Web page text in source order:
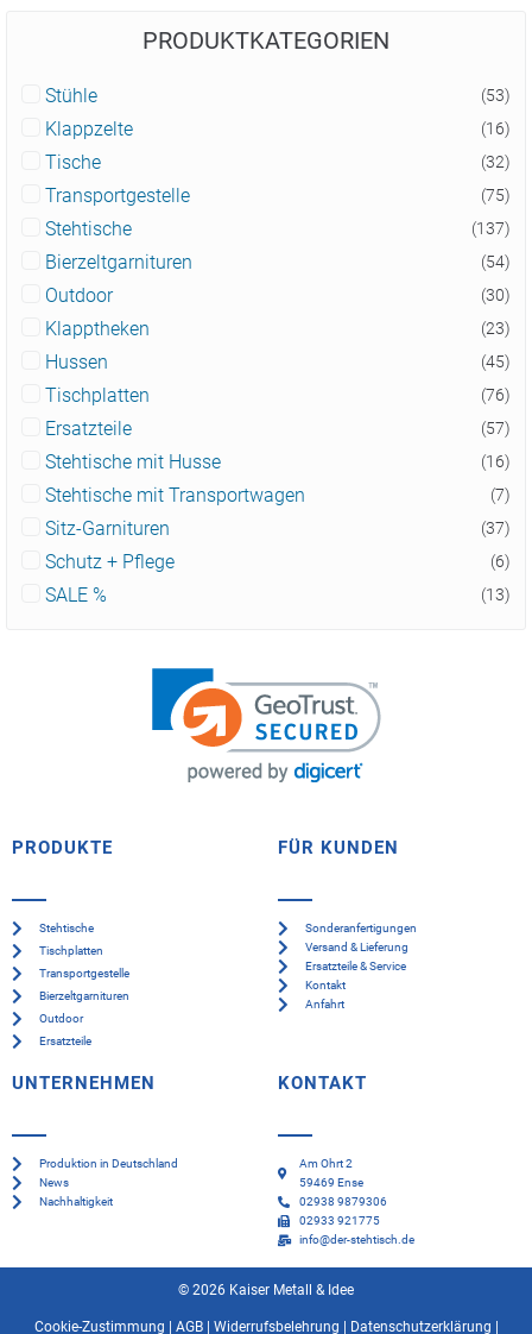
PRODUKTKATEGORIEN
Stühle (53)
Klappzelte (16)
Tische (32)
Transportgestelle (75)
Stehtische (137)
Bierzeltgarnituren (54)
Outdoor (30)
Klapptheken (23)
Hussen (45)
Tischplatten (76)
Ersatzteile (57)
Stehtische mit Husse (16)
Stehtische mit Transportwagen (7)
Sitz-Garnituren (37)
Schutz + Pflege (6)
SALE % (13)
PRODUKTE
Stehtische
Tischplatten
Transportgestelle
Bierzeltgarnituren
Outdoor
Ersatzteile
FÜR KUNDEN
Sonderanfertigungen
Versand & Lieferung
Ersatzteile & Service
Kontakt
Anfahrt
UNTERNEHMEN
Produktion in Deutschland
News
Nachhaltigkeit
KONTAKT
Am Ohrt 2
59469 Ense
02938 9879306
02933 921775
info@der-stehtisch.de
© 2026 Kaiser Metall & Idee
Cookie-Zustimmung AGB| Widerrufsbelehrung Datenschutzerklärung